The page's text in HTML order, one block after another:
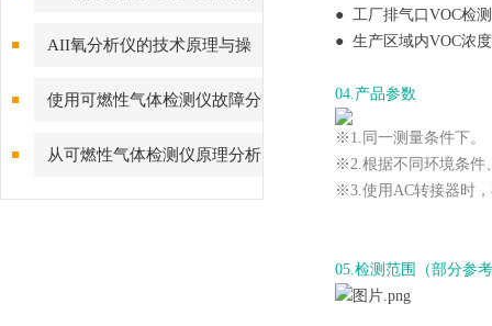
AII氧分析仪的技术原理与操
作指南
使用可燃性气体检测仪故障分
析及对策
从可燃性气体检测仪原理分析
故障的产生
● 工厂排气口VOC检测
● 生产区域内VOC浓
04.产品参数
※1.同一测量条件下。
※2.根据不同环境条件
※3.使用AC转接器时
05.检测范围（部分参